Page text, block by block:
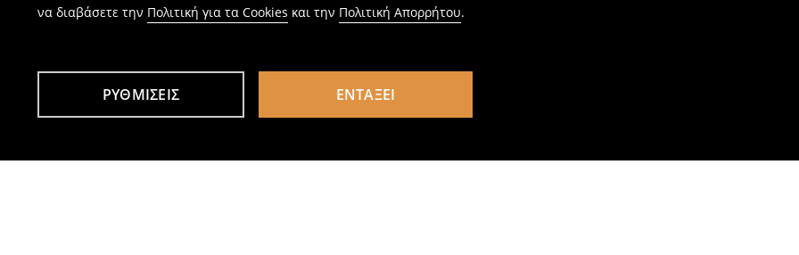
να διαβάσετε την Πολιτική για τα Cookies και την Πολιτική Απορρήτου.
ΡΥΘΜΊΣΕΙΣ ΕΝΤΆΞΕΙ